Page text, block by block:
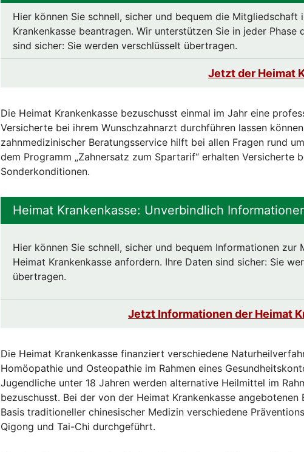
Hier können Sie schnell, sicher und bequem die Mitgliedschaft
Krankenkasse beantragen. Wir unterstützen Sie in jeder Phase
sind sicher: Sie werden verschlüsselt übertragen.
Jetzt der Heimat
Die Heimat Krankenkasse bezuschusst einmal im Jahr eine
Versicherte bei ihrem Wunschzahnarzt durchführen lassen
zahnmedizinischer Beratungsservice hilft bei allen Fragen rund
dem Programm „Zahnersatz zum Spartarif“ erhalten Versicherte
Sonderkonditionen.
Heimat Krankenkasse: Unverbindlich
Hier können Sie schnell, sicher und bequem Informationen zur
Heimat Krankenkasse anfordern. Ihre Daten sind sicher: Sie
übertragen.
Jetzt Informationen der Heimat
Die Heimat Krankenkasse finanziert verschiedene
Homöopathie und Osteopathie im Rahmen eines
Jugendliche unter 18 Jahren werden alternative Heilmittel im
bezuschusst. Bei der von der Heimat Krankenkasse
Basis traditioneller chinesischer Medizin verschiedene
Qigong und Tai-Chi durchgeführt.